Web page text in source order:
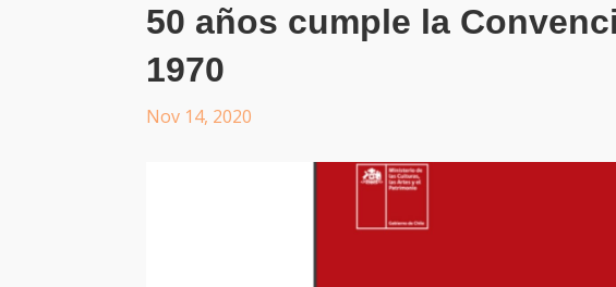
50 años cumple la
1970
Nov 14, 2020